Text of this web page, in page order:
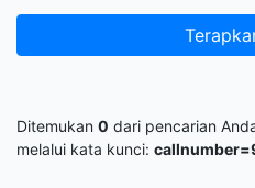
Ditemukan 0 dari pencarian
melalui kata kunci: